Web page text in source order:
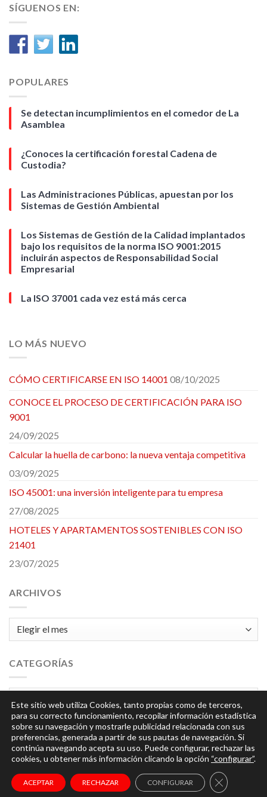
SÍGUENOS EN:
POPULARES
Se detectan incumplimientos en el comedor de La
Asamblea
¿Conoces la certificación forestal Cadena de
Custodia?
Las Administraciones Públicas, apuestan por los
Sistemas de Gestión Ambiental
Los Sistemas de Gestión de la Calidad implantados
bajo los requisitos de la norma ISO 9001:2015
incluirán aspectos de Responsabilidad Social
Empresarial
La ISO 37001 cada vez está más cerca
LO MÁS NUEVO
CÓMO CERTIFICARSE EN ISO 14001 08/10/2025
CONOCE EL PROCESO DE CERTIFICACIÓN PARA ISO
9001
24/09/2025
Calcular la huella de carbono: la nueva ventaja competitiva
03/09/2025
ISO 45001: una inversión inteligente para tu empresa
27/08/2025
HOTELES Y APARTAMENTOS SOSTENIBLES CON ISO
21401
23/07/2025
ARCHIVOS
Archivos
CATEGORÍAS
Categorías
© 2026Integra| Todos los derechos reservados |
Legal y Política de Privacidad
| Política de Cookies
Este sitio web utiliza Cookies, tanto propias como de terceros,
para su correcto funcionamiento, recopilar información estadística
sobre su navegación y mostrarle publicidad relacionada con sus
preferencias, generada a partir de sus pautas de navegación. Si
continúa navegando acepta su uso. Puede configurar, rechazar las
cookies, u obtener más información clicando la opción “configurar”.
ACEPTAR RECHAZAR CONFIGURAR CERRAR